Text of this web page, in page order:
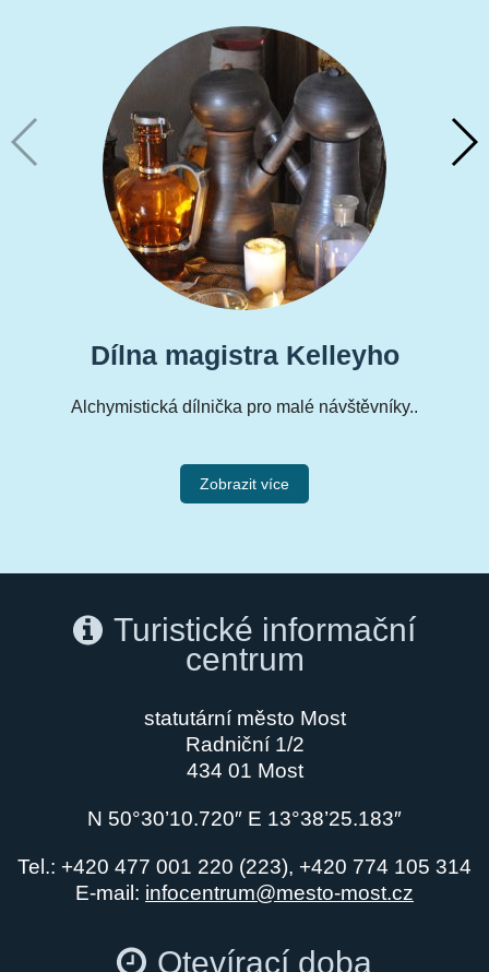
Dílna magistra Kelleyho
Alchymistická dílnička pro malé návštěvníky..
Zobrazit více
Turistické informační
centrum
statutární město Most
Radniční 1/2
434 01 Most
N 50°30’10.720″ E 13°38’25.183″
Tel.: +420 477 001 220 (223), +420 774 105 314
E-mail: infocentrum@mesto-most.cz
Otevírací doba